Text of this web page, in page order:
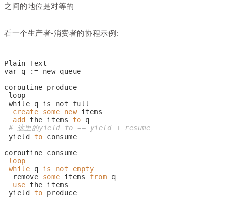
之间的地位是对等的
看一个生产者-消费者的协程示例:
Plain Text
var q := new queue
coroutine produce
loop
while q is not full
create
some new items
add
the items to q
# 这里的yield to == yield + resume
yield to consume
coroutine consume
loop
while q is not
empty
  remove
some items from q
use the items
yield to produce